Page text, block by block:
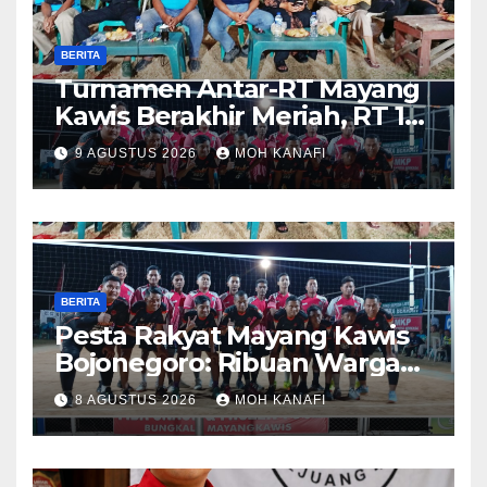
BERITA
Turnamen Antar-RT Mayang
Kawis Berakhir Meriah, RT 11
dan RT 05 Jadi Sorotan
9 AGUSTUS 2026 MOH KANAFI
BERITA
​Pesta Rakyat Mayang Kawis
Bojonegoro: Ribuan Warga
Tumplek Blek Saksikan Final
Voli, Kades 3 Periode Dipuji
Setinggi Langit
8 AGUSTUS 2026 MOH KANAFI